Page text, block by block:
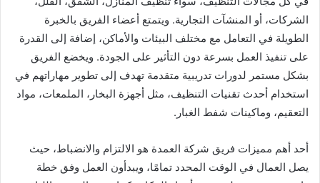
الشركات، أو المنشآت التجارية. ويتمتع أعضاء الفريق بالخبرة
الطويلة في التعامل مع مختلف البيئات والأماكن، إضافة إلى القدرة
على تنفيذ العمل بسرعة دون التأثير على الجودة. ويخضع الفريق
بشكل مستمر لدورات تدريبية متقدمة تهدف إلى تطوير مهاراتهم في
استخدام أحدث تقنيات التنظيف، مثل أجهزة البخار، الملمعات، مواد
التعقيم، وماكينات شفط الغبار.
أحد أهم مميزات فريق شركة العمدة هو الالتزام والانضباط، حيث
يصل العمال في الوقت المحدد تمامًا، ويبدأون العمل وفق خطة